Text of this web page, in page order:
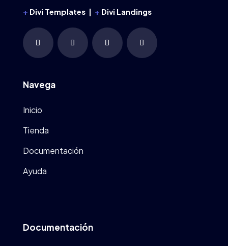
+ Divi Templates | + Divi Landings
Navega
Inicio
Tienda
Documentación
Ayuda
Documentación